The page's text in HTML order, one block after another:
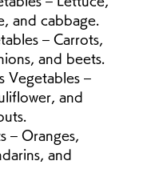
and cabbage.
– Carrots,
and beets.
Vegetables –
and
– Oranges,
and